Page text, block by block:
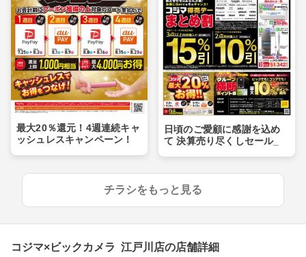
最大20％還元！4週連続キャ
ッシュレスキャンペーン！
日頃のご愛顧に感謝を込め
て 決算売り尽くしセール_
チラシをもっと見る
コジマ×ビックカメラ 江戸川店の店舗詳細